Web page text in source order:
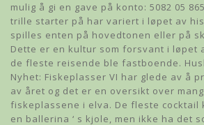
mulig å gi en gave på konto: 5082 05
trille starter på har variert i løpet av
spilles enten på hovedtonen eller på
Dette er en kultur som forsvant i løpet
de fleste reisende ble fastboende.
Nyhet: Fiskeplasser VI har glede av å
av året og det er en oversikt over
fiskeplassene i elva. De fleste cocktail
en ballerina ‘ s kjole, men ikke ha det